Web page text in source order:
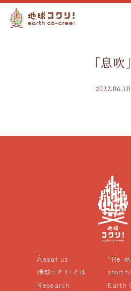
「息吹
2022.06.10
About us
地球コクリ! とは
“Re-
short
Research Earth